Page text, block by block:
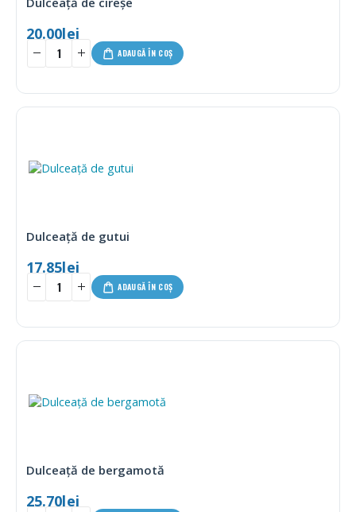
20.00lei
ADAUGĂ ÎN COȘ
Dulceață de gutui
17.85lei
ADAUGĂ ÎN COȘ
Dulceață de bergamotă
25.70lei